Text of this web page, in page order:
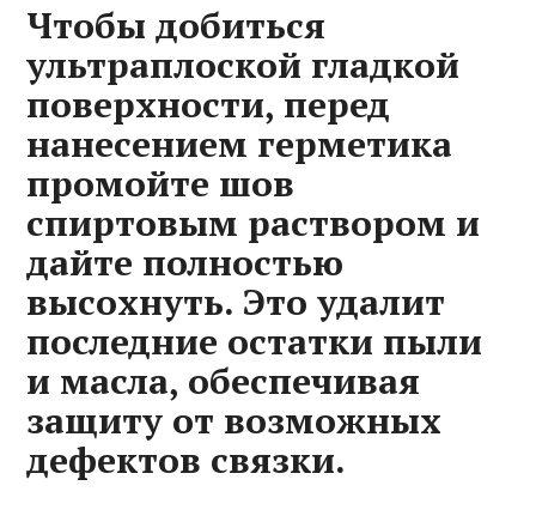
Чтобы добиться
ультраплоской гладкой
поверхности, перед
нанесением герметика
промойте шов
спиртовым раствором и
дайте полностью
высохнуть. Это удалит
последние остатки пыли
и масла, обеспечивая
защиту от возможных
дефектов связки.